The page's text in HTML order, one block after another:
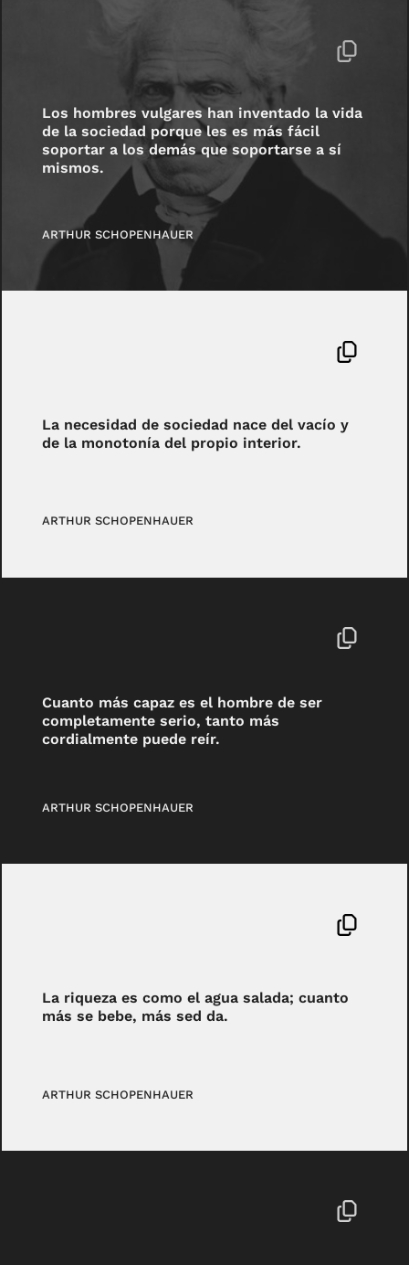
Los hombres vulgares han inventado la vida
de la sociedad porque les es más fácil
soportar a los demás que soportarse a sí
mismos.
ARTHUR SCHOPENHAUER
La necesidad de sociedad nace del vacío y
de la monotonía del propio interior.
ARTHUR SCHOPENHAUER
Cuanto más capaz es el hombre de ser
completamente serio, tanto más
cordialmente puede reír.
ARTHUR SCHOPENHAUER
La riqueza es como el agua salada; cuanto
más se bebe, más sed da.
ARTHUR SCHOPENHAUER